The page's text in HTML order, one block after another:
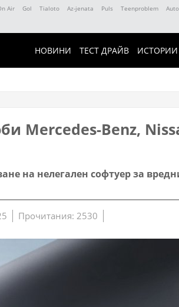
Air Gol Tialoto Az-jenata Puls Teenproblem
НОВИНИ ТЕСТ ДРАЙВ ИСТОРИИ
Mercedes-Benz,
на нелегален софтуер за
Прочитания: 2530